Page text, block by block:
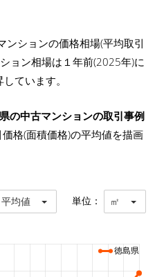
ションの価格相場(平均取引
ョン相場は１年前(2025年)に
ています。
の中古マンションの取引事例
格(面積価格)の平均値を描画
平均値 単位： ㎡
徳島県